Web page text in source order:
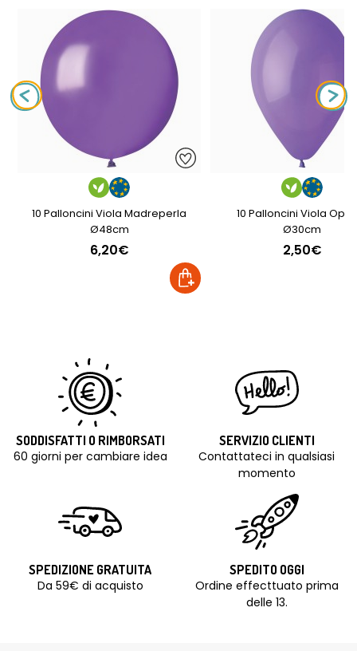
10 Palloncini Viola Madreperla
Ø48cm
6,20€
10 Palloncini Viola
Ø30cm
2,50€
SODDISFATTI O RIMBORSATI
60 giorni per cambiare idea
SERVIZIO CLIENTI
Contattateci in qualsiasi
momento
SPEDIZIONE GRATUITA
Da 59€ di acquisto
SPEDITO OGGI
Ordine effecttuato prima
delle 13.